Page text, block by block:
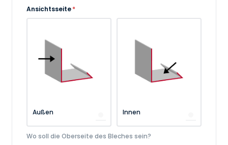
Ansichtsseite*
Außen Innen
Wo soll die Oberseite des Bleches sein?